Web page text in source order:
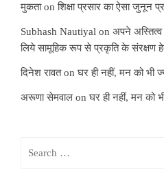
मुकताonशिक्षा प्रसार का ऐसा जुनून
Subhash Nautiyal on अपने
लिये सामूहिक रूप से प्रकृति के संरक्षण
दिनेश रावतonघर ही नहीं, मन को भी
अरूणा सेमवाल onघर ही नहीं, मन को